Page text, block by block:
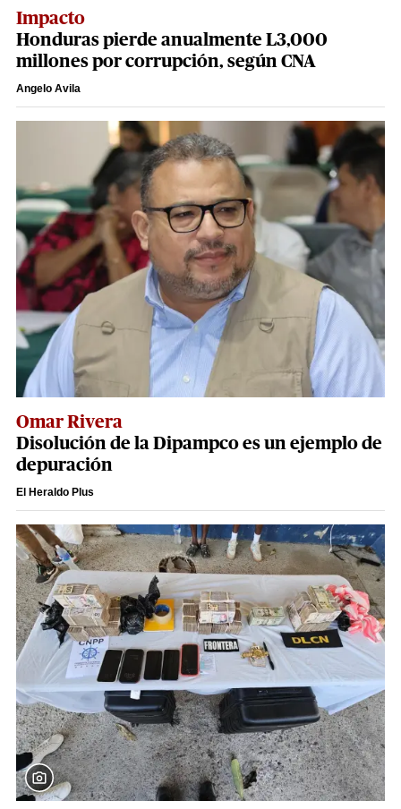
Impacto
Honduras pierde anualmente L3,000
millones por corrupción, según CNA
Angelo Avila
Omar Rivera
Disolución de la Dipampco es un ejemplo de
depuración
El Heraldo Plus